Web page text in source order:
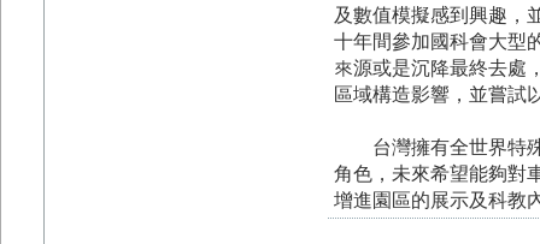
及數值模擬感到興趣，
十年間參加國科會大型
來源或是沉降最終去處
區域構造影響，並嘗試
台灣擁有全世界特殊
角色，未來希望能夠對
增進園區的展示及科教